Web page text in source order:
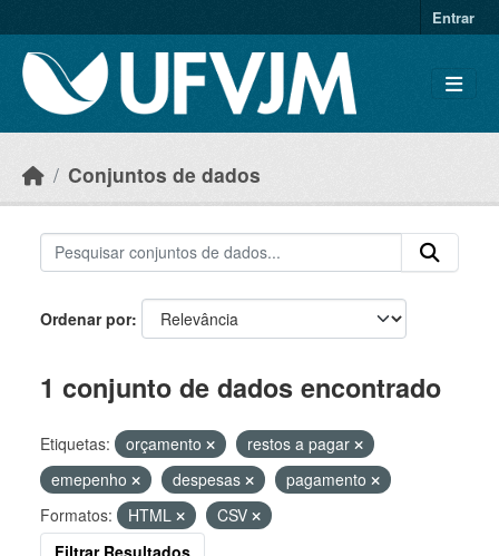
Entrar
Conjuntos de dados
Ordenar por
1 conjunto de dados encontrado
Etiquetas: orçamento
restos a pagar
emepenho
despesas
pagamento
Formatos:
HTML
CSV
Filtrar Resultados